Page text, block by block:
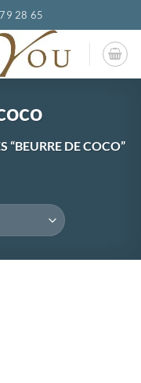
28 65
“BEURRE DE COCO”